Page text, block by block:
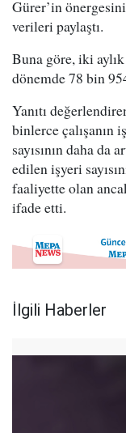
Gürer’in
verileri paylaştı.
Buna göre, iki
dönemde 78 bin
Yanıtı
binlerce çalışanın
sayısının daha
edilen işyeri
faaliyette olan
ifade etti.
İlgili Haberler